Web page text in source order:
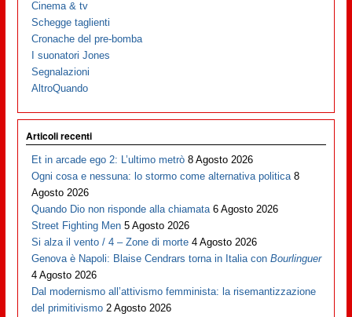
Cinema & tv
Schegge taglienti
Cronache del pre-bomba
I suonatori Jones
Segnalazioni
AltroQuando
Articoli recenti
Et in arcade ego 2: L’ultimo metrò 8 Agosto 2026
Ogni cosa e nessuna: lo stormo come alternativa politica 8
Agosto 2026
Quando Dio non risponde alla chiamata 6 Agosto 2026
Street Fighting Men 5 Agosto 2026
Si alza il vento / 4 – Zone di morte 4 Agosto 2026
Genova è Napoli: Blaise Cendrars torna in Italia conBourlinguer
4 Agosto 2026
Dal modernismo all’attivismo femminista: la risemantizzazione
del primitivismo 2 Agosto 2026